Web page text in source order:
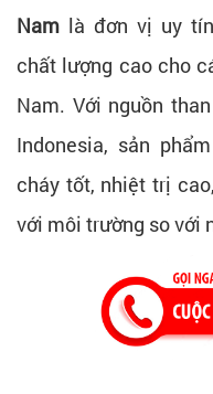
Nam là đơn vị uy
chất lượng cao cho
Nam. Với nguồn
Indonesia, sản
cháy tốt, nhiệt trị
với môi trường so với